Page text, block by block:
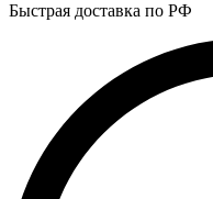
Быстрая доставка по РФ